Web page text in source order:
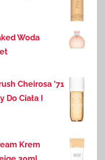
Woda
Cheirosa '71
Do Ciała I
Krem